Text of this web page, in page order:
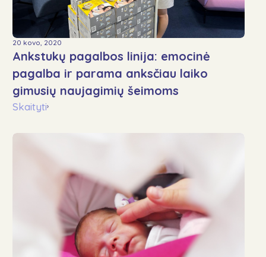
20 kovo, 2020
Ankstukų pagalbos linija: emocinė
pagalba ir parama anksčiau laiko
gimusių naujagimių šeimoms
Skaityti›